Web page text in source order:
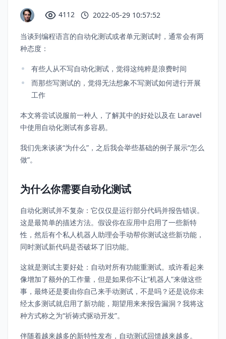
4112 2022-05-29 10:57:52
当谈到编程语言的自动化测试或者单元测试时，通常会有两
种态度：
有些人从不写自动化测试，觉得这纯粹是浪费时间
而那些写测试的，觉得无法想象不写测试如何进行开展
工作
本文将尝试说服前一种人，了解其中的好处以及在 Laravel
中使用自动化测试有多容易。
我们先来谈谈“为什么”，之后我会举些基础的例子展示“怎么
做”。
为什么你需要自动化测试
自动化测试并不复杂：它仅仅是运行部分代码并报告错误。
这是最简单的描述方法。假设你在应用中启用了一些新特
性，然后有个私人机器人助理会手动帮你测试这些新功能，
同时测试新代码是否破坏了旧功能。
这就是测试主要好处：自动对所有功能重测试。或许看起来
像增加了额外的工作量，但是如果你不让“机器人”来做这些
事，最终还是要由你自己来手动测试，不是吗？还是说你未
经太多测试就启用了新功能，期望用来来报告漏洞？我将这
种方式称之为“祈祷式驱动开发”。
伴随着越来越多的新特性发布，自动测试回馈越来越多。